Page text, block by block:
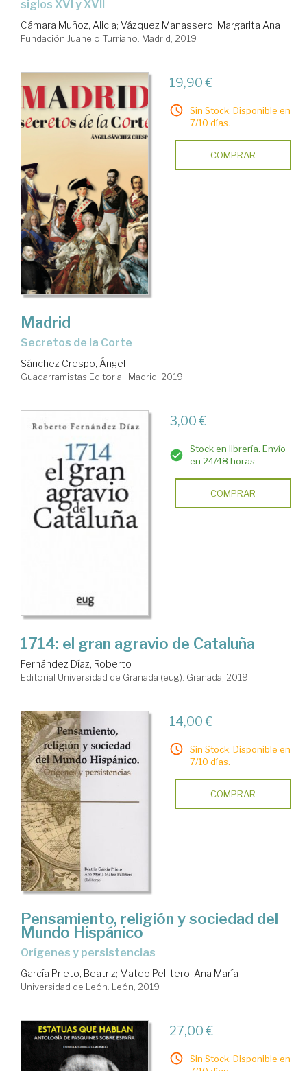
siglos XVI y XVII
Cámara Muñoz, Alicia; Vázquez Manassero, Margarita Ana
Fundación Juanelo Turriano. Madrid, 2019
19,90 €
Sin Stock. Disponible en
7/10 días.
COMPRAR
Madrid
secretos de la Corte
Sánchez Crespo, Ángel
Guadarramistas Editorial. Madrid, 2019
3,00 €
Stock en librería. Envío
en 24/48 horas
COMPRAR
1714: el gran agravio de Cataluña
Fernández Díaz, Roberto
Editorial Universidad de Granada (eug). Granada, 2019
14,00 €
Sin Stock. Disponible en
7/10 días.
COMPRAR
Pensamiento, religión y sociedad del
Mundo Hispánico
orígenes y persistencias
García Prieto, Beatriz; Mateo Pellitero, Ana María
Universidad de León. León, 2019
27,00 €
Sin Stock. Disponible en